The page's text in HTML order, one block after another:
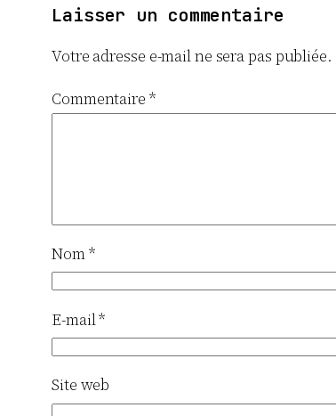
Laisser un commentaire
Votre adresse e-mail ne sera pas publiée.
Commentaire *
Nom*
E-mail*
Site web